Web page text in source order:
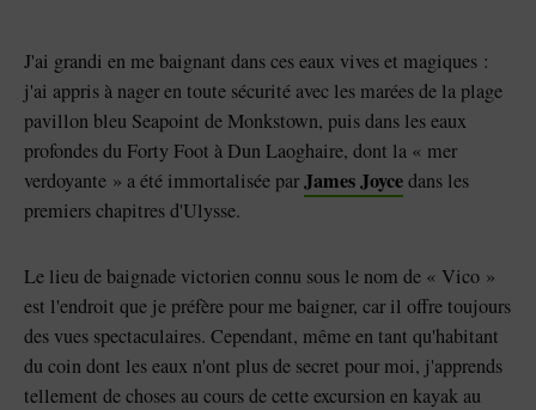
J'ai grandi en me baignant dans ces eaux vives et magiques :
j'ai appris à nager en toute sécurité avec les marées de la plage
pavillon bleu Seapoint de Monkstown, puis dans les eaux
profondes du Forty Foot à Dun Laoghaire, dont la « mer
verdoyante » a été immortalisée parJames Joycedans les
premiers chapitres d'Ulysse.
Le lieu de baignade victorien connu sous le nom de « Vico »
est l'endroit que je préfère pour me baigner, car il offre toujours
des vues spectaculaires. Cependant, même en tant qu'habitant
du coin dont les eaux n'ont plus de secret pour moi, j'apprends
tellement de choses au cours de cette excursion en kayak au